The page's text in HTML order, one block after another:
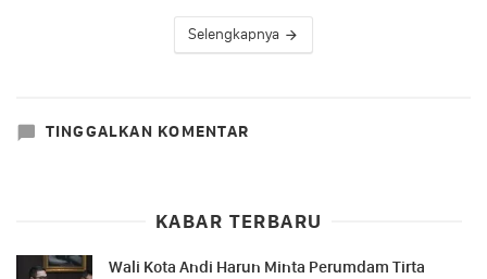
Selengkapnya
TINGGALKAN KOMENTAR
KABAR TERBARU
Wali Kota Andi Harun Minta Perumdam Tirta